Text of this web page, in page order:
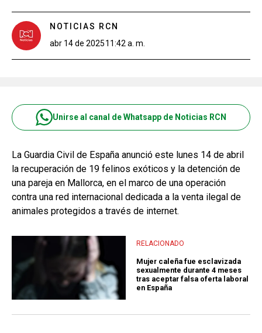
NOTICIAS RCN
abr 14 de 202511:42 a. m.
Unirse al canal de Whatsapp de Noticias RCN
La Guardia Civil de España anunció este lunes 14 de abril
la recuperación de 19 felinos exóticos y la detención de
una pareja en Mallorca, en el marco de una operación
contra una red internacional dedicada a la venta ilegal de
animales protegidos a través de internet.
RELACIONADO
Mujer caleña fue esclavizada
sexualmente durante 4 meses
tras aceptar falsa oferta laboral
en España